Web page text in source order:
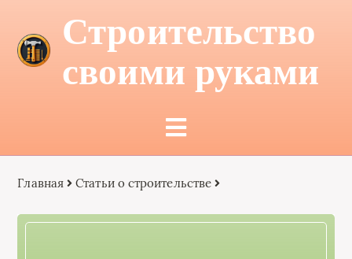
Строительство
своими руками
Главная Статьи о строительстве